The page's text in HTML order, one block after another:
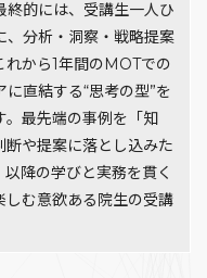
終的には、受講生一人ひ
、分析・洞察・戦略提案
れから1年間のMOTでの
直結する“思考の型”を
。最先端の事例を「知
や提案に落とし込みた
降の学びと実務を貫く
む意欲ある院生の受講